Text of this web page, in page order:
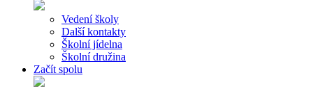
Vedení školy
Další kontakty
Školní jídelna
Školní družina
Začít spolu